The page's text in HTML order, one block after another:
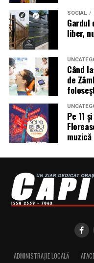
Pentru a răspunde
cyber_Folks a lansat la
primul asistent AI
din România. Acesta
utilizatorului, un audit
include verificarea
DNS și a sistemelor
pentru protecția e-
Ce pot face
Potrivit specialiștilor
să ȋși instruiască
Verifice
plăți sau
o clonă poate fi
Nu scaneze
telefon înainte
SOCIAL
liber,
Când
de
Pe 11
ADMINISTRAȚIE LOCALĂ